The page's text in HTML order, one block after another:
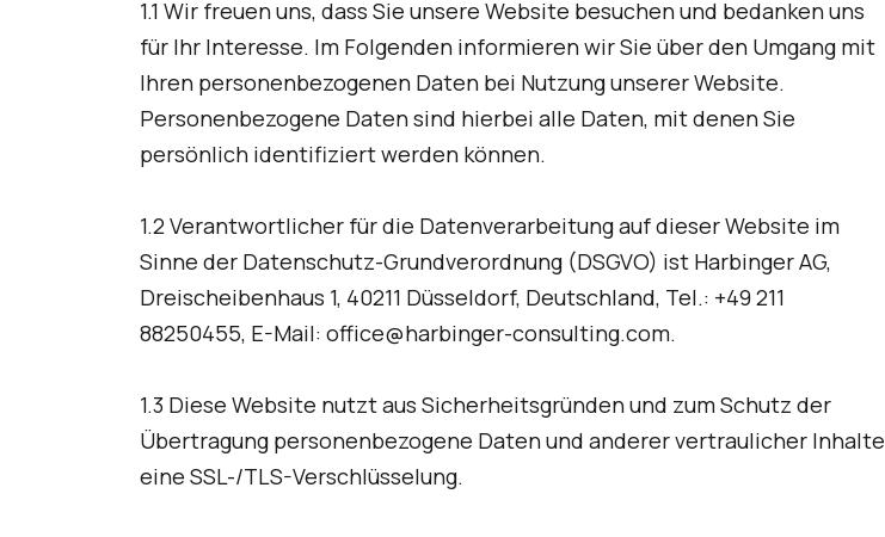
Strategic Workforce Management
Keynotes / Impulse / Workshops
1.1 Wir freuen uns, dass Sie unsere Website besuchen und bedanken uns
für Ihr Interesse. Im Folgenden informieren wir Sie über den Umgang mit
Ihren personenbezogenen Daten bei Nutzung unserer Website.
Personenbezogene Daten sind hierbei alle Daten, mit denen Sie
persönlich identifiziert werden können.
1.2 Verantwortlicher für die Datenverarbeitung auf dieser Website im
Sinne der Datenschutz-Grundverordnung (DSGVO) ist Harbinger AG,
Dreischeibenhaus 1, 40211 Düsseldorf, Deutschland, Tel.: +49 211
88250455, E-Mail: office@harbinger-consulting.com.
1.3 Diese Website nutzt aus Sicherheitsgründen und zum Schutz der
Übertragung personenbezogene Daten und anderer vertraulicher Inhalte
eine SSL-/TLS-Verschlüsselung.